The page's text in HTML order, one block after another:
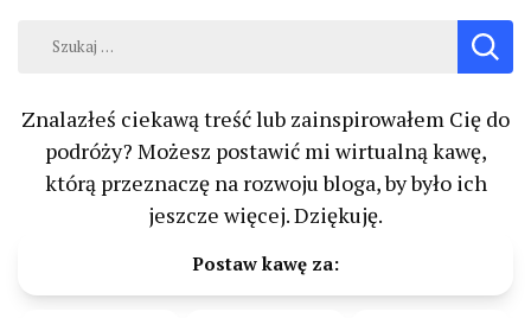
Szukaj:
Znalazłeś ciekawą treść lub zainspirowałem Cię do
podróży? Możesz postawić mi wirtualną kawę,
którą przeznaczę na rozwoju bloga, by było ich
jeszcze więcej. Dziękuję.
Postaw kawę za: